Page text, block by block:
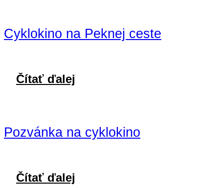
Cyklokino na Peknej ceste
Čítať ďalej
Pozvánka na cyklokino
Čítať ďalej